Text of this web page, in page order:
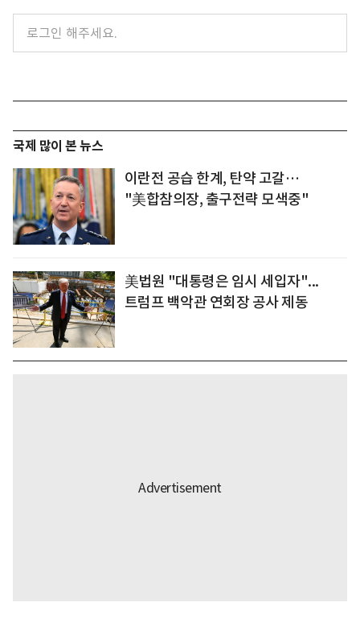
국제 많이 본 뉴스
이란전 공습 한계, 탄약 고갈…
"美합참의장, 출구전략 모색중"
美법원 "대통령은 임시 세입자"...
트럼프 백악관 연회장 공사 제동